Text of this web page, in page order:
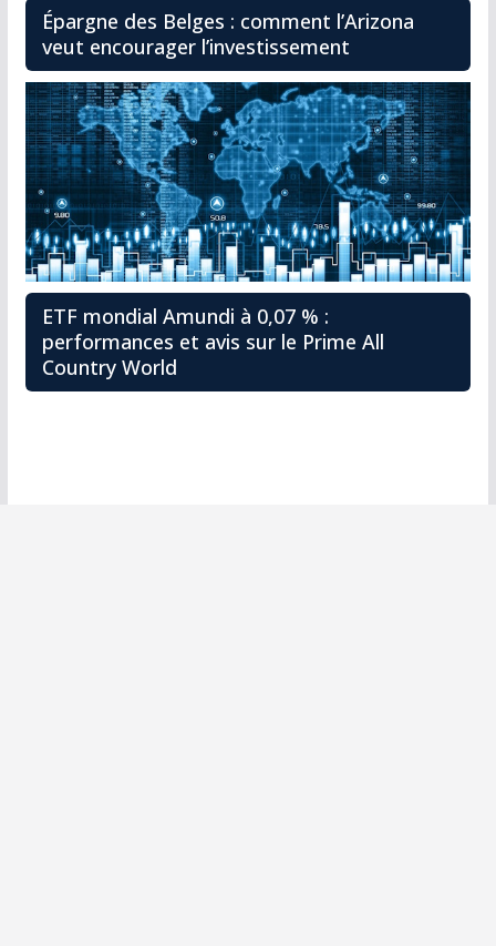
Épargne des Belges : comment l’Arizona
veut encourager l’investissement
ETF mondial Amundi à 0,07 % :
performances et avis sur le Prime All
Country World